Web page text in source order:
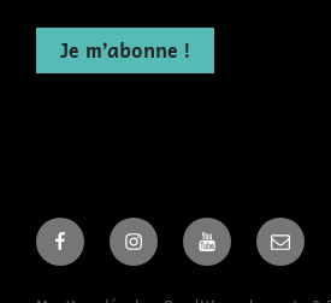
FacebookInstagramYoutubeEmail